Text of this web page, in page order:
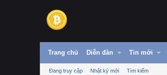
Trang chủ Diễn đàn Tin mới
Đang truy cập Nhật ký mới Tìm kiếm